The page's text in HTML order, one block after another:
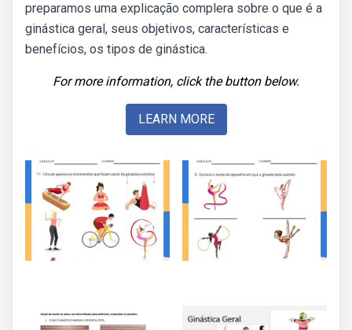
preparamos uma explicação complera sobre o que é a
ginástica geral, seus objetivos, características e
benefícios, os tipos de ginástica.
For more information, click the button below.
LEARN MORE